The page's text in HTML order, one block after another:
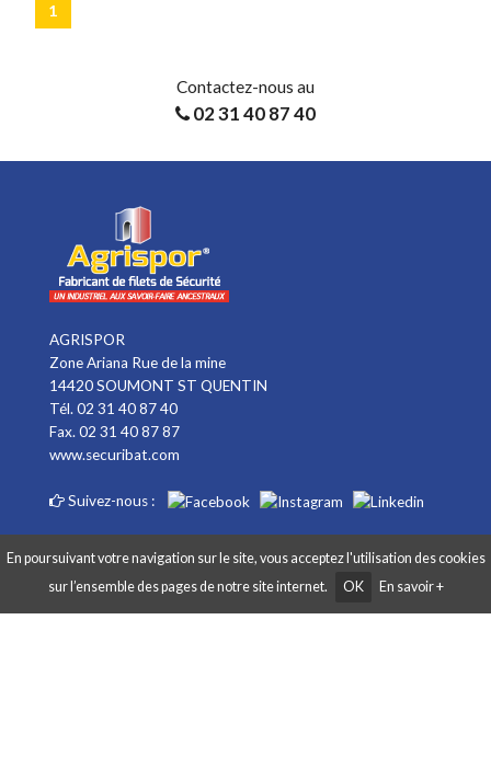
1
Contactez-nous au
02 31 40 87 40
AGRISPOR
Zone Ariana Rue de la mine
14420 SOUMONT ST QUENTIN
Tél. 02 31 40 87 40
Fax. 02 31 40 87 87
www.securibat.com
Suivez-nous :
Copyright AGRISPOR 2018 © - Tous droits réservés - Site réalisé par Graphibox
En poursuivant votre navigation sur le site, vous acceptez l'utilisation des cookies
sur l’ensemble des pages de notre site internet.
OK En savoir +